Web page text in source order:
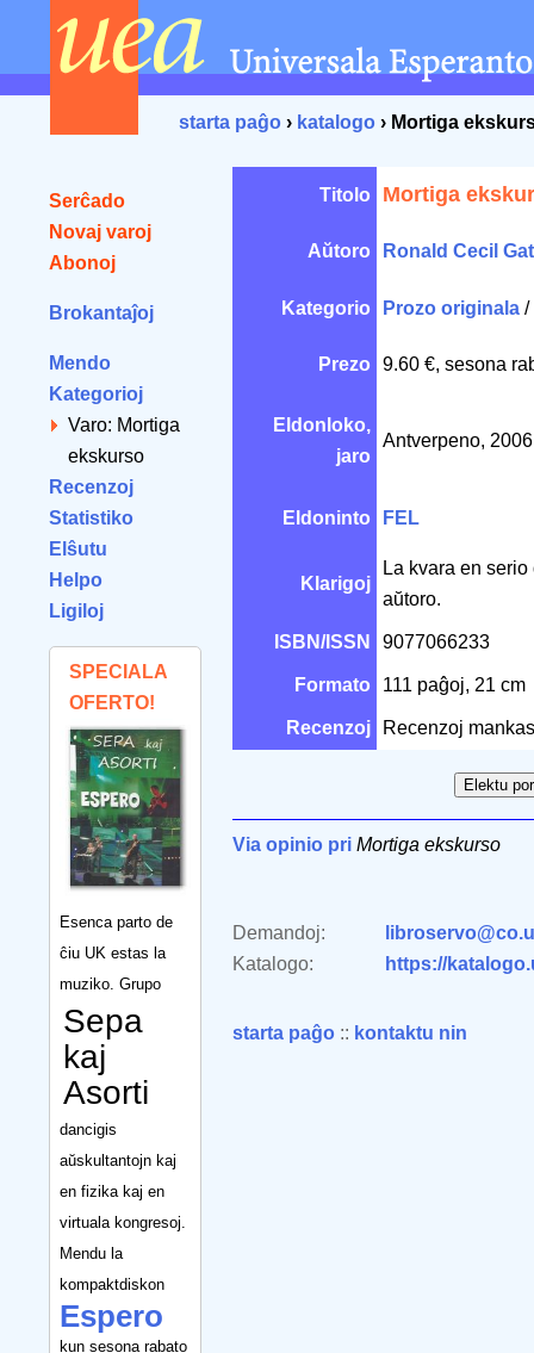
starta paĝo › katalogo › Mortiga
Serĉado
Novaj varoj
Abonoj
Brokantaĵoj
Mendo
Kategorioj
Varo: Mortiga
ekskurso
Recenzoj
Statistiko
Elŝutu
Helpo
Ligiloj
SPECIALA
OFERTO!
Esenca parto de
ĉiu UK estas la
muziko. Grupo
Sepa
kaj
Asorti
dancigis
aŭskultantojn kaj
en fizika kaj en
virtuala kongresoj.
Mendu la
kompaktdiskon
Espero
kun sesona rabato
Titolo Mortiga
Aŭtoro Ronald Cecil
Kategorio Prozo originala /
Prezo 9.60 €, sesona
Eldonloko,
jaro
Antverpeno,
Eldoninto FEL
Klarigoj
La kvara en
aŭtoro.
ISBN/ISSN 9077066233
Formato 111 paĝoj, 21 cm
Recenzoj Recenzoj
Via opinio pri Mortiga ekskurso
Demandoj:
Katalogo:
https://
starta paĝo :: kontaktu nin